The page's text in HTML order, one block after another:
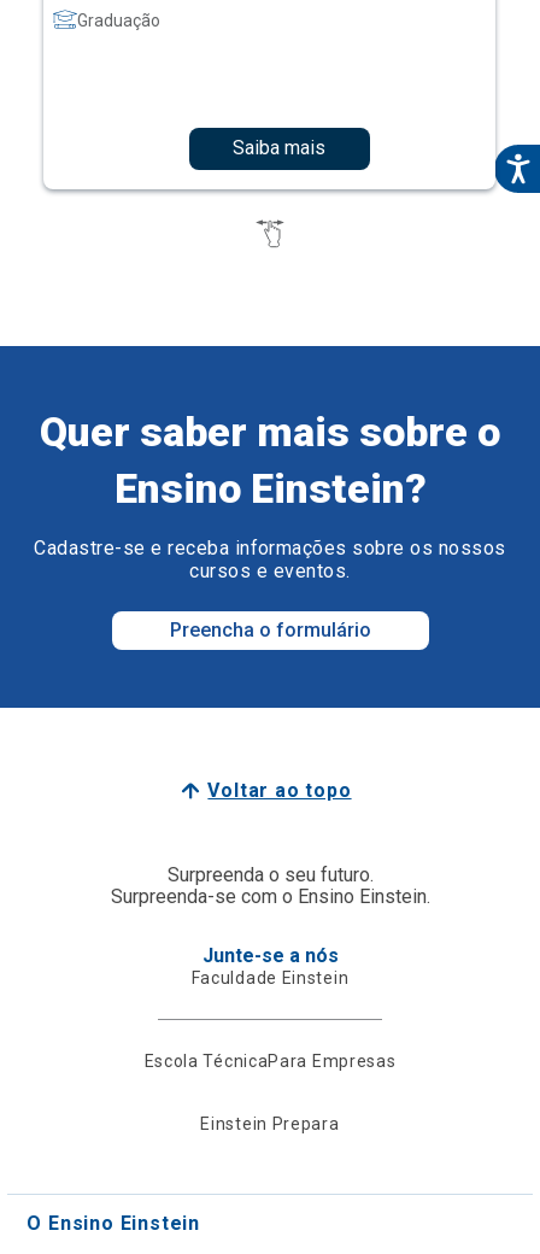
Graduação
Saiba mais
Quer saber mais sobre o
Ensino Einstein?
Cadastre-se e receba informações sobre os nossos
cursos e eventos.
Preencha o formulário
Voltar ao topo
Surpreenda o seu futuro.
Surpreenda-se com o Ensino Einstein.
Junte-se a nós
Faculdade Einstein
Escola TécnicaPara Empresas
Einstein Prepara
O Ensino Einstein